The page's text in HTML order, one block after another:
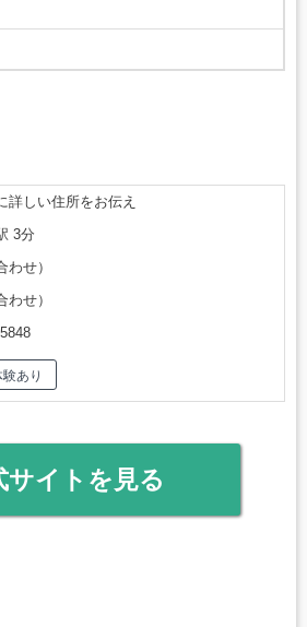
詳しい住所をお伝え
3分
わせ）
わせ）
あり
サイトを見る